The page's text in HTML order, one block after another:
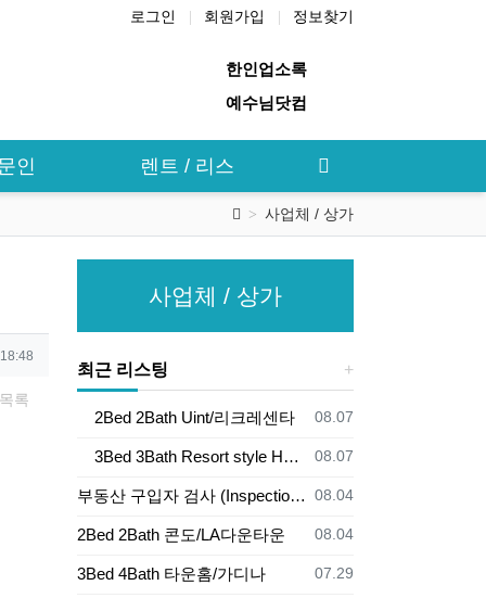
로그인 회원가입 정보찾기
한인업소록
예수님닷컴
인 렌트 / 리스
사업체 / 상가
록
사업체 / 상가
최근 리스팅
등록일
08.07
2Bed 2Bath Uint/리크레센타
등록일
08.07
3Bed 3Bath Resort style Home/Buena Park
등록일
08.04
부동산 구입자 검사 (Inspection)의무
등록일
08.04
2Bed 2Bath 콘도/LA다운타운
등록일
07.29
3Bed 4Bath 타운홈/가디나